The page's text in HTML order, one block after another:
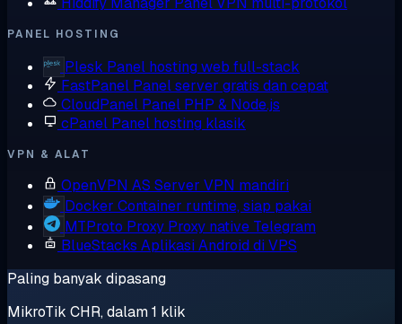
PANEL HOSTING
Plesk Panel hosting web full-stack
FastPanel Panel server gratis dan cepat
CloudPanel Panel PHP & Node.js
cPanel Panel hosting klasik
VPN & ALAT
OpenVPN AS Server VPN mandiri
Docker Container runtime, siap pakai
MTProto Proxy Proxy native Telegram
BlueStacks Aplikasi Android di VPS
Paling banyak dipasang
MikroTik CHR, dalam 1 klik